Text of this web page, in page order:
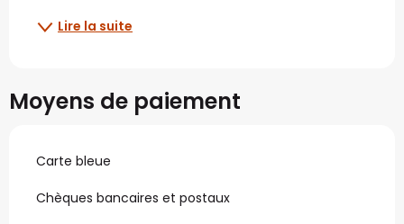
Lire la suite
Moyens de paiement
Carte bleue
Chèques bancaires et postaux